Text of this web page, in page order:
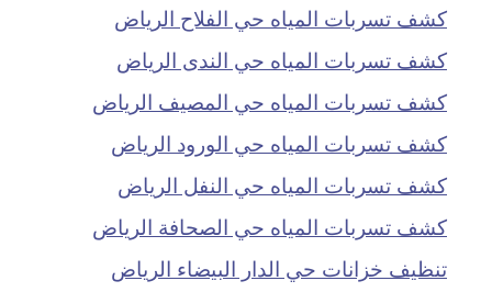
كشف تسربات المياه حي الفلاح الرياض
كشف تسربات المياه حي الندى الرياض
كشف تسربات المياه حي المصيف الرياض
كشف تسربات المياه حي الورود الرياض
كشف تسربات المياه حي النفل الرياض
كشف تسربات المياه حي الصحافة الرياض
تنظيف خزانات حي الدار البيضاء الرياض